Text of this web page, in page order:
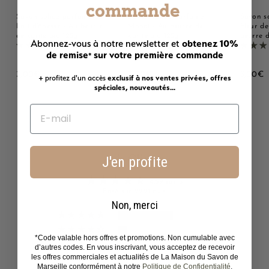
Savon solide parfumé au
de karité bio 125g
2221 avis
3,00€ 3
€
Savon solide parfumé
2221 avis
3,00€
,
Savon
Fleur
beurre
3,00€3
Avis Clients
46
22
commande
Abonnez-vous à notre newsletter et obtenez 10%
de remise*sur votre première commande
+ profitez d'un accès exclusif à nos ventes privées, offres
spéciales, nouveautés...
J'en profite
Non, merci
*Code valable hors offres et promotions. Non cumulable avec
d’autres codes. En vous inscrivant, vous acceptez de recevoir
les offres commerciales et actualités de La Maison du Savon de
Marseille conformément à notre Politique de Confidentialité